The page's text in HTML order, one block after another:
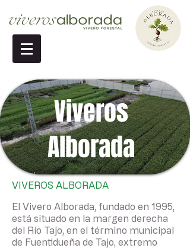
Viveros
Alborada
VIVEROS ALBORADA
​El Vivero Alborada, fundado en 1995,
está situado en la margen derecha
del Río Tajo, en el término municipal
de Fuentidueña de Tajo, extremo